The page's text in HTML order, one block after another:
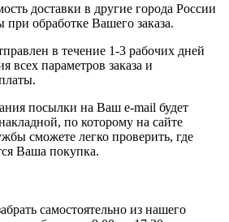
доставки в другие города России
при обработке Вашего заказа.
в течение 1-3 рабочих дней
всех параметров заказа и
посылки на Ваш e-mail будет
по которому на сайте
сможете легко проверить, где
Ваша покупка.
самостоятельно из нашего